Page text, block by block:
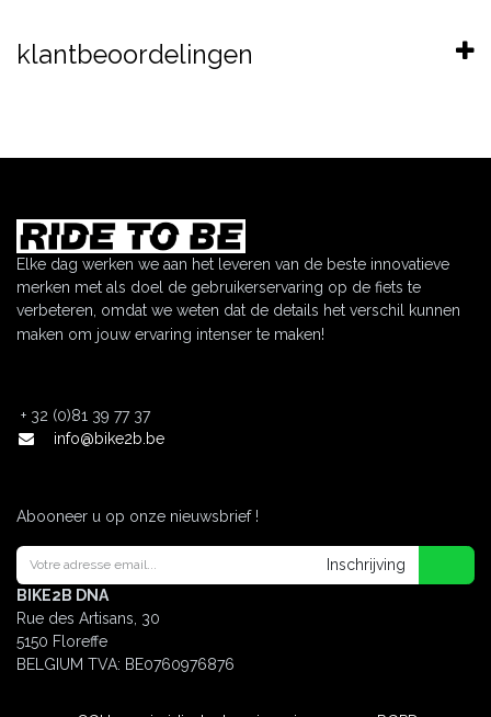
klantbeoordelingen
Elke dag werken we aan het leveren van de beste innovatieve
merken met als doel de gebruikerservaring op de fiets te
verbeteren, omdat we weten dat de details het verschil kunnen
maken om jouw ervaring intenser te maken!
+ 32 (0)81 39 77 37
info@bike2b.be
Abooneer u op onze nieuwsbrief !
Inschrijving
BIKE2B DNA
Rue des Artisans, 30
5150 Floreffe
BELGIUM TVA: BE0760976876